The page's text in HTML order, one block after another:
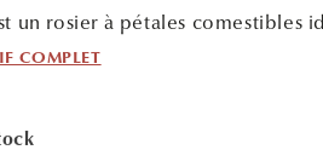
un rosier à pétales comestibles
COMPLET